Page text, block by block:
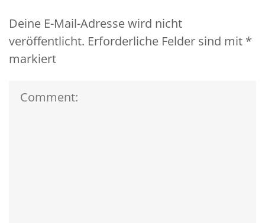
Deine E-Mail-Adresse wird nicht
veröffentlicht. Erforderliche Felder sind mit *
markiert